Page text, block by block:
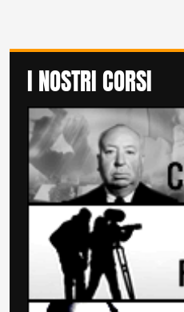
I NOSTRI CORSI